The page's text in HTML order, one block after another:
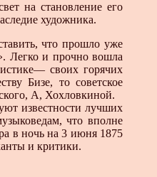
на становление его
художника.
что прошло уже
Легко и прочно вошла
своих горячих
Бизе, то советское
А, Хохловкиной.
известности лучших
что вполне
в ночь на 3 июня 1875
и критики.